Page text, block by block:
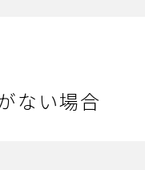
ない場合